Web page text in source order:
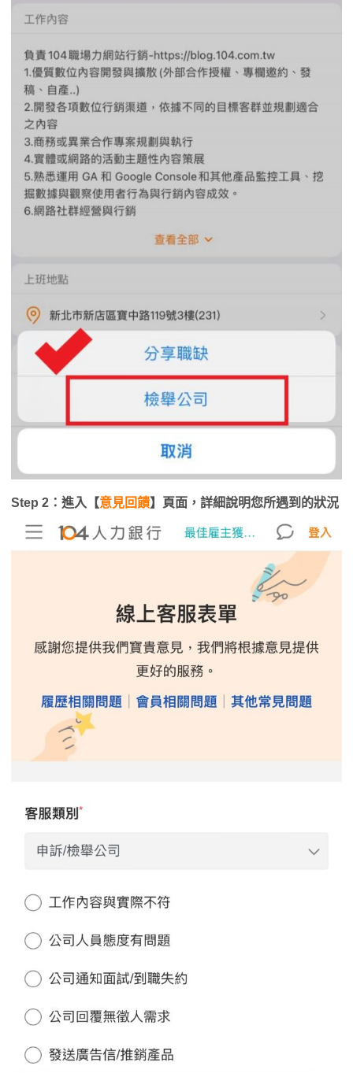
Step 2：進入【意見回饋】頁面，詳細說明您所遇到的狀況